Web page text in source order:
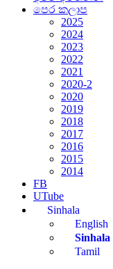
පෙර කලාප
2025
2024
2023
2022
2021
2020-2
2020
2019
2018
2017
2016
2015
2014
FB
UTube
Sinhala
English
Sinhala
Tamil